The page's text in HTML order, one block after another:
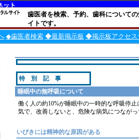
ット
歯医者を検索、予約、歯科について
イトです。
◆歯医者検索 ◆最新掲示板 ◆掲示板アクセス
特 別 記 事
睡眠中の無呼吸について
働く人の約10%が睡眠中の一時的な呼吸停
気で、改善しないと、危険な病気につながっ
いびきには精神的な原因がある